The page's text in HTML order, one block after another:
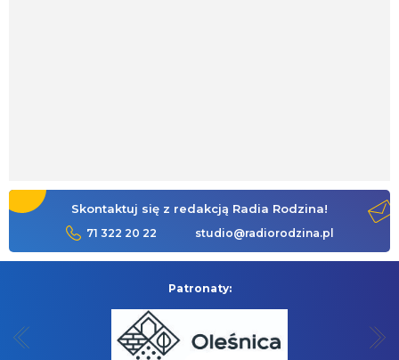
Skontaktuj się z redakcją Radia Rodzina!
71 322 20 22 studio@radiorodzina.pl
Patronaty: